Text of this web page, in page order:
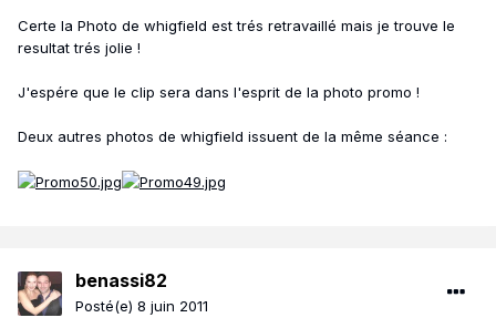
Certe la Photo de whigfield est trés retravaillé mais je trouve le
resultat trés jolie !
J'espére que le clip sera dans l'esprit de la photo promo !
Deux autres photos de whigfield issuent de la même séance :
benassi82
Posté(e) 8 juin 2011